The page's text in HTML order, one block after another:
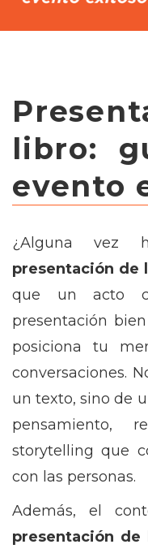
libro:
evento
¿Alguna vez
presentación de
que un acto
presentación
posiciona tu
conversaciones.
un texto, sino de
pensamiento,
storytelling que
con las personas.
Además, el
presentación de